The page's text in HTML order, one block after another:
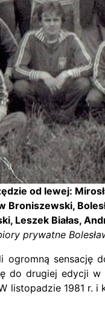
od lewej:
Leszek Białas,
prywatne
sensację
do drugiej edycji
1981 r. i